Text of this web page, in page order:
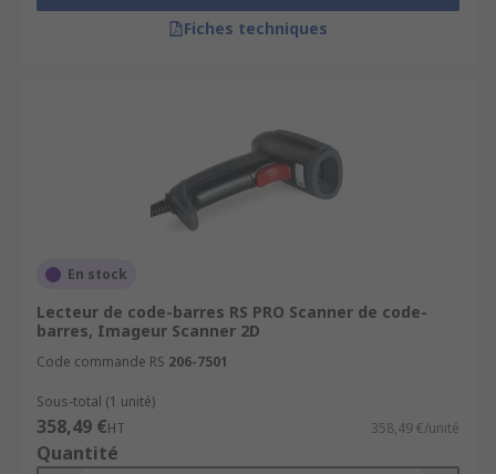
Fiches techniques
En stock
Lecteur de code-barres RS PRO Scanner de code-
barres, Imageur Scanner 2D
Code commande RS 206-7501
Sous-total (1 unité)
358,49 €HT 358,49 €/unité
Quantité